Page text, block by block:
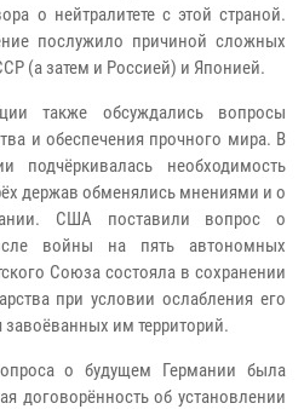
о нейтралитете с этой страной.
послужило причиной сложных
(а затем и Россией) и Японией.
также обсуждались вопросы
и обеспечения прочного мира. В
подчёркивалась необходимость
держав обменялись мнениями и о
США поставили вопрос о
войны на пять автономных
Союза состояла в сохранении
при условии ослабления его
им территорий.
о будущем Германии была
договорённость об установлении